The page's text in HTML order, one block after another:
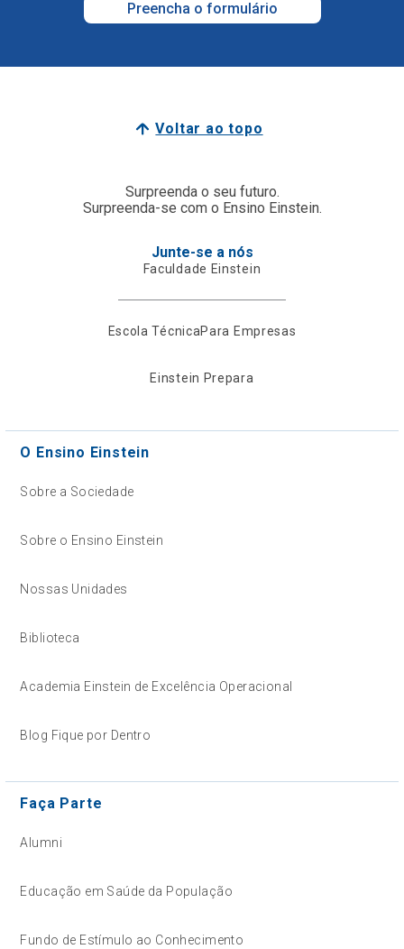
Preencha o formulário
Voltar ao topo
Surpreenda o seu futuro.
Surpreenda-se com o Ensino Einstein.
Junte-se a nós
Faculdade Einstein
Escola TécnicaPara Empresas
Einstein Prepara
O Ensino Einstein
Sobre a Sociedade
Sobre o Ensino Einstein
Nossas Unidades
Biblioteca
Academia Einstein de Excelência Operacional
Blog Fique por Dentro
Faça Parte
Alumni
Educação em Saúde da População
Fundo de Estímulo ao Conhecimento